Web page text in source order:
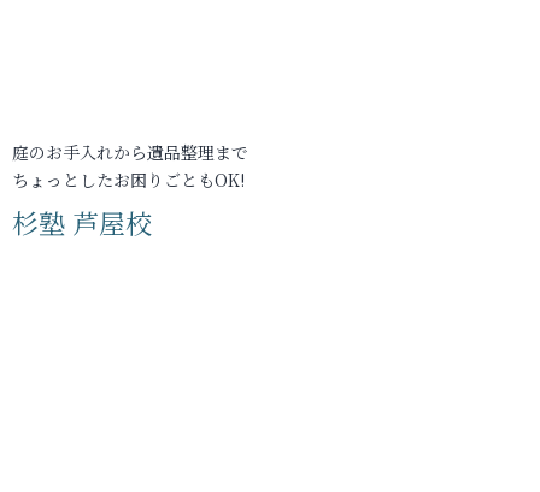
庭のお手入れから遺品整理まで
ちょっとしたお困りごともOK!
杉塾 芦屋校